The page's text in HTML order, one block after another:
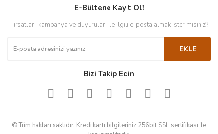
E-Bültene Kayıt Ol!
Fırsatları, kampanya ve duyuruları ile ilgili e-posta almak ister misiniz?
EKLE
Bizi Takip Edin
© Tüm hakları saklıdır. Kredi kartı bilgileriniz 256bit SSL sertifikası ile